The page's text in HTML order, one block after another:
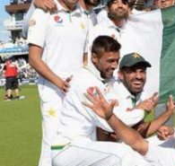
फरियाद, कहा-
मैच खेल लो
लेखन मोहम्मद वाहिद Jan 04,
क्या है खबर?